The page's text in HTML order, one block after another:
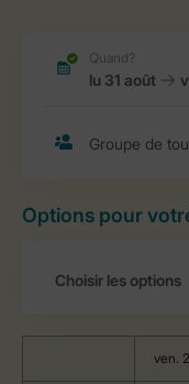
Options pour
ven.